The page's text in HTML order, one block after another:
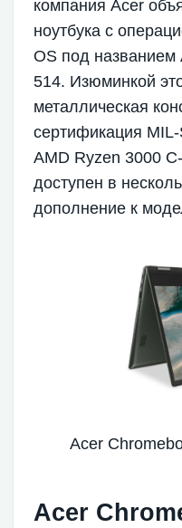
компания Acer
ноутбука с
OS под названием
514. Изюминкой
металлическая
сертификация
AMD Ryzen 3000
доступен в
дополнение к
Acer
Acer